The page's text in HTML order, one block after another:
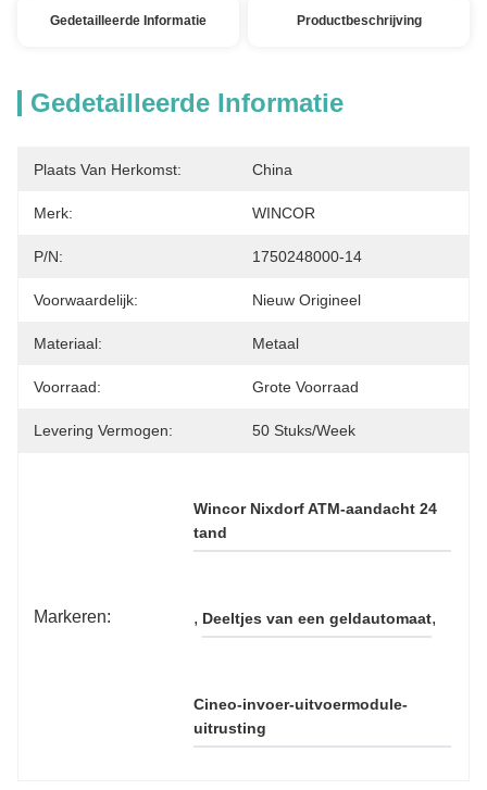
Gedetailleerde Informatie Productbeschrijving
Gedetailleerde Informatie
Plaats Van Herkomst: China
Merk: WINCOR
P/N: 1750248000-14
Voorwaardelijk: Nieuw Origineel
Materiaal: Metaal
Voorraad: Grote Voorraad
Levering Vermogen: 50 Stuks/week
Markeren:
Wincor Nixdorf ATM-aandacht 24
tand
, Deeltjes van een geldautomaat,
Cineo-invoer-uitvoermodule-
uitrusting